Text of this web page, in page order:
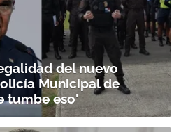
del nuevo
Municipal de
tumbe eso'